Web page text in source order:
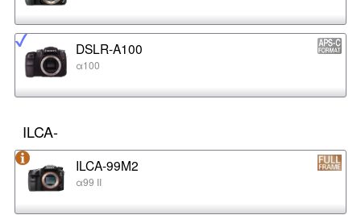
DSLR-A100
α100
ILCA-
ILCA-99M2
α99 II